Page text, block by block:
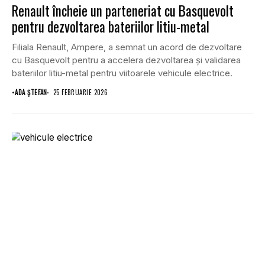
Renault încheie un parteneriat cu Basquevolt
pentru dezvoltarea bateriilor litiu-metal
Filiala Renault, Ampere, a semnat un acord de dezvoltare
cu Basquevolt pentru a accelera dezvoltarea și validarea
bateriilor litiu-metal pentru viitoarele vehicule electrice.
•ADA ȘTEFAN 25 FEBRUARIE 2026